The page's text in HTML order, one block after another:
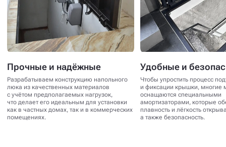
Прочные и надёжные
Разрабатываем конструкцию напольного
люка из качественных материалов
с учётом предполагаемых нагрузок,
что делает его идеальным для установки
как в частных домах, так и в коммерческих
помещениях.
Удобные и
Чтобы упростить процесс
и фиксации крышки, многие
оснащаются специальными
амортизаторами, которые
плавность и лёгкость
а также безопасность.